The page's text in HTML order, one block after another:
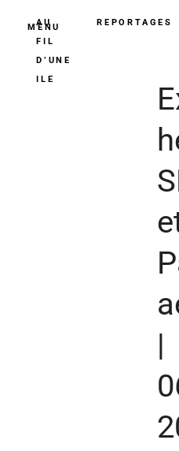
MENU
AU
FIL
D’UNE
ILE
REPORTAGES
|